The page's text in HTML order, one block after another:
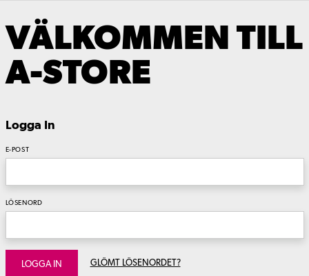
VÄLKOMMEN TILL
A-STORE
Logga In
E-POST
LÖSENORD
LOGGA IN GLÖMT LÖSENORDET?